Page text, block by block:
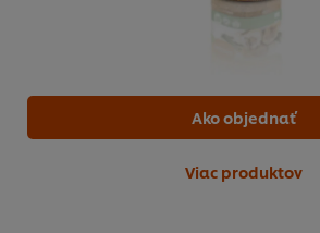
Ako objednať
Viac produktov